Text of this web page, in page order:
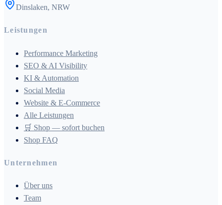
Dinslaken, NRW
Leistungen
Performance Marketing
SEO & AI Visibility
KI & Automation
Social Media
Website & E-Commerce
Alle Leistungen
🛒 Shop — sofort buchen
Shop FAQ
Unternehmen
Über uns
Team